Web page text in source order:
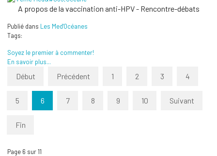
A propos de la vaccination anti-HPV - Rencontre-débats
Publié dans Les Med'Océanes
Tags:
Soyez le premier à commenter!
En savoir plus...
Début Précédent 1 2 3 4
5 6 7 8 9 10 Suivant
Fin
Page 6 sur 11